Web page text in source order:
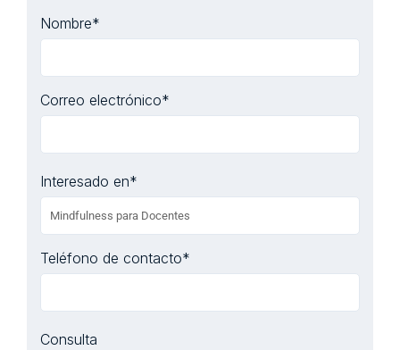
Nombre*
Correo electrónico*
Interesado en*
Teléfono de contacto*
Consulta